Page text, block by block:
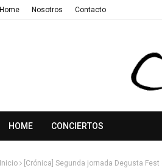
Home Nosotros Contacto
HOME CONCIERTOS
Inicio [Crónica] Segunda jornada Degusta